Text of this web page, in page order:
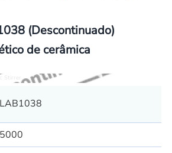
(Descontinuado)
de cerâmica
LAB1038
5000